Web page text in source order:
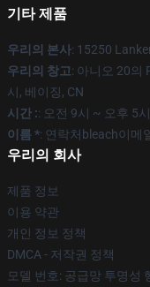
기타 제품
우리의 본사: 15250
우리의 창고: 아니오 20의
시, 베이징, CN
시간 :: 오전 9시 ~ 오후 5
이름 *: 연락처bleach이메
우리의 회사
제품 정보
이용 약관
개인 정보 정책
DMCA - 저작권 정책
모델 번호: 공급망 투명성